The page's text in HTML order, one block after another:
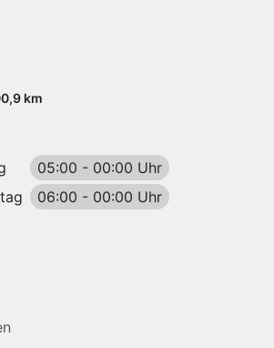
km
05:00 - 00:00 Uhr
06:00 - 00:00 Uhr